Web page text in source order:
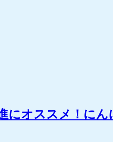
にオススメ！